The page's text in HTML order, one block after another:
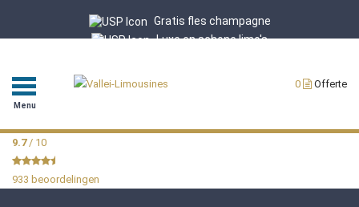
Gratis fles champagne
Luxe en schone limo's
Menu
0 Offerte
9.7/ 10
933 beoordelingen